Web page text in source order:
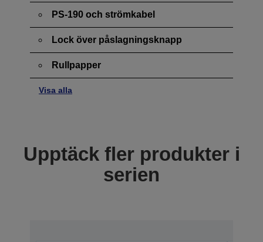
PS-190 och strömkabel
Lock över påslagningsknapp
Rullpapper
Visa alla
Upptäck fler produkter i
serien